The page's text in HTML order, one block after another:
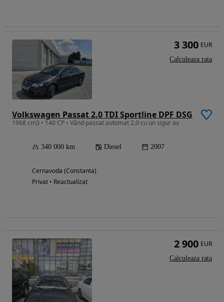
Volkswagen Passat 2.0 TDI Sportline DPF DSG
1968 cm3 • 140 CP • Vând passat automat 2.0 cu un sigur ax
340 000 km Diesel 2007
Cernavoda (Constanta)
Privat • Reactualizat
3 300 EUR
Calculeaza rata
2 900 EUR
Calculeaza rata